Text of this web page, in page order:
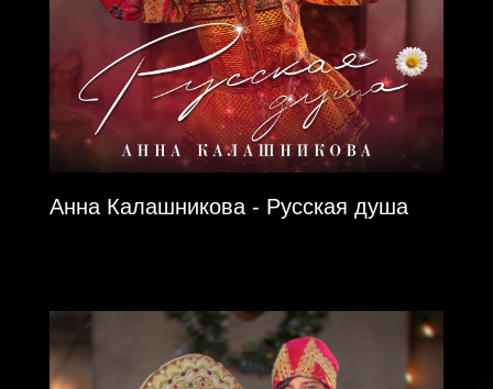
Анна Калашникова - Русская душа